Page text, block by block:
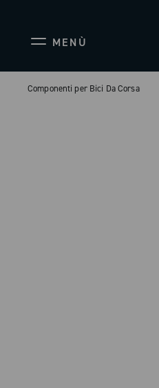
MENÙ
Componenti per Bici Da Corsa